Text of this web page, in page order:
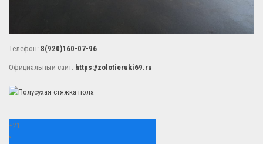
Телефон: 8(920)160-07-96
Официальный сайт: https://zolotieruki69.ru
+21
°